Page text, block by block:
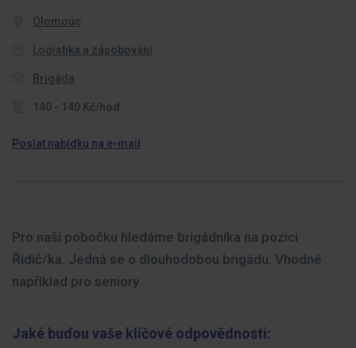
Olomouc
Logistika a zásobování
Brigáda
140 - 140 Kč/hod
Poslat nabídku na e-mail
Pro naší pobočku hledáme brigádníka na pozici
Řidič/ka. Jedná se o dlouhodobou brigádu. Vhodné
například pro seniory.
Jaké budou vaše klíčové odpovědnosti: